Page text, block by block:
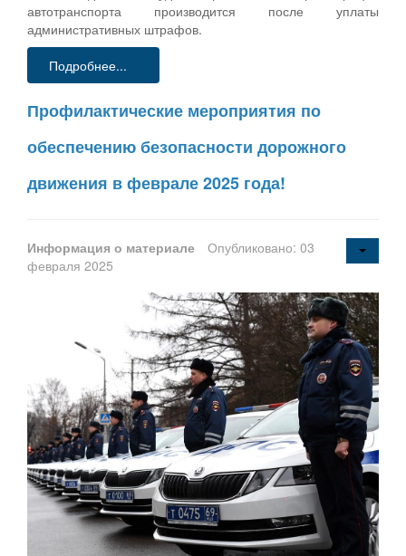
автотранспорта производится после уплаты
административных штрафов.
Подробнее...
Профилактические мероприятия по
обеспечению безопасности дорожного
движения в феврале 2025 года!
Информация о материале
Опубликовано: 03
февраля 2025